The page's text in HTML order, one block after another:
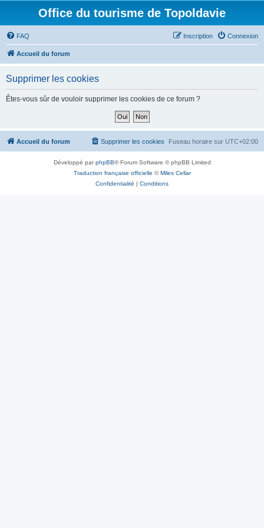
Office du tourisme de Topoldavie
FAQ Connexion
Inscription
Accueil du forum
Supprimer les cookies
Êtes-vous sûr de vouloir supprimer les cookies de ce forum ?
Accueil du forum Fuseau horaire sur UTC+02:00
Supprimer les cookies
Développé parphpBB® Forum Software © phpBB Limited
Traduction française officielle ©Miles Cellar
Confidentialité | Conditions